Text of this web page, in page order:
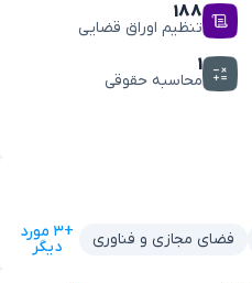
۱۸۸
تنظیم اوراق قضایی
۱
محاسبه حقوقی
فضای مجازی و فناوری +۳ مورد
دیگر